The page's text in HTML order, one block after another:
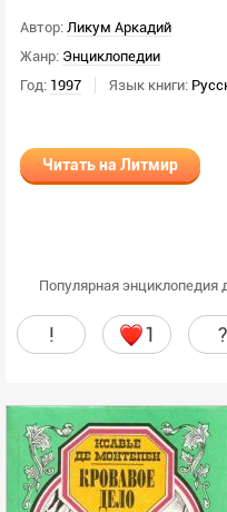
Автор: Ликум Аркадий
Жанр: Энциклопедии
Год: 1997 Язык книги:
Читать на Литмир
Популярная энциклопедия
! 1 ?